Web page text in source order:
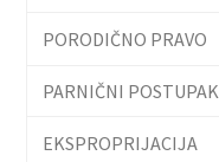
PORODIČNO PRAVO
PARNIČNI POSTUPAK
EKSPROPRIJACIJA